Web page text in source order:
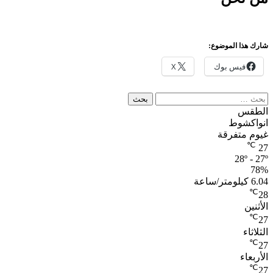
شارك هذا الموضوع:
فيس بوك X
البحث
عن:
الطقس
انواكشوط
غيوم متفرقة
27
℃
28º - 27º
78%
6.04 كيلومتر/ساعة
28
℃
الأثنين
27
℃
الثلاثاء
27
℃
الأربعاء
27
℃